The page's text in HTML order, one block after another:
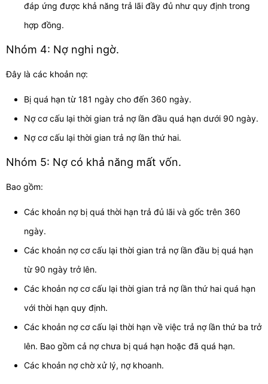
đáp ứng được khả năng trả lãi đầy đủ như quy định trong
hợp đồng.
Nhóm 4: Nợ nghi ngờ.
Đây là các khoản nợ:
Bị quá hạn từ 181 ngày cho đến 360 ngày.
Nợ cơ cấu lại thời gian trả nợ lần đầu quá hạn dưới 90 ngày.
Nợ cơ cấu lại thời gian trả nợ lần thứ hai.
Nhóm 5: Nợ có khả năng mất vốn.
Bao gồm:
Các khoản nợ bị quá thời hạn trả đủ lãi và gốc trên 360
ngày.
Các khoản nợ cơ cấu lại thời gian trả nợ lần đầu bị quá hạn
từ 90 ngày trở lên.
Các khoản nợ cơ cấu lại thời gian trả nợ lần thứ hai quá hạn
với thời hạn quy định.
Các khoản nợ cơ cấu lại thời hạn về việc trả nợ lần thứ ba trở
lên. Bao gồm cả nợ chưa bị quá hạn hoặc đã quá hạn.
Các khoản nợ chờ xử lý, nợ khoanh.